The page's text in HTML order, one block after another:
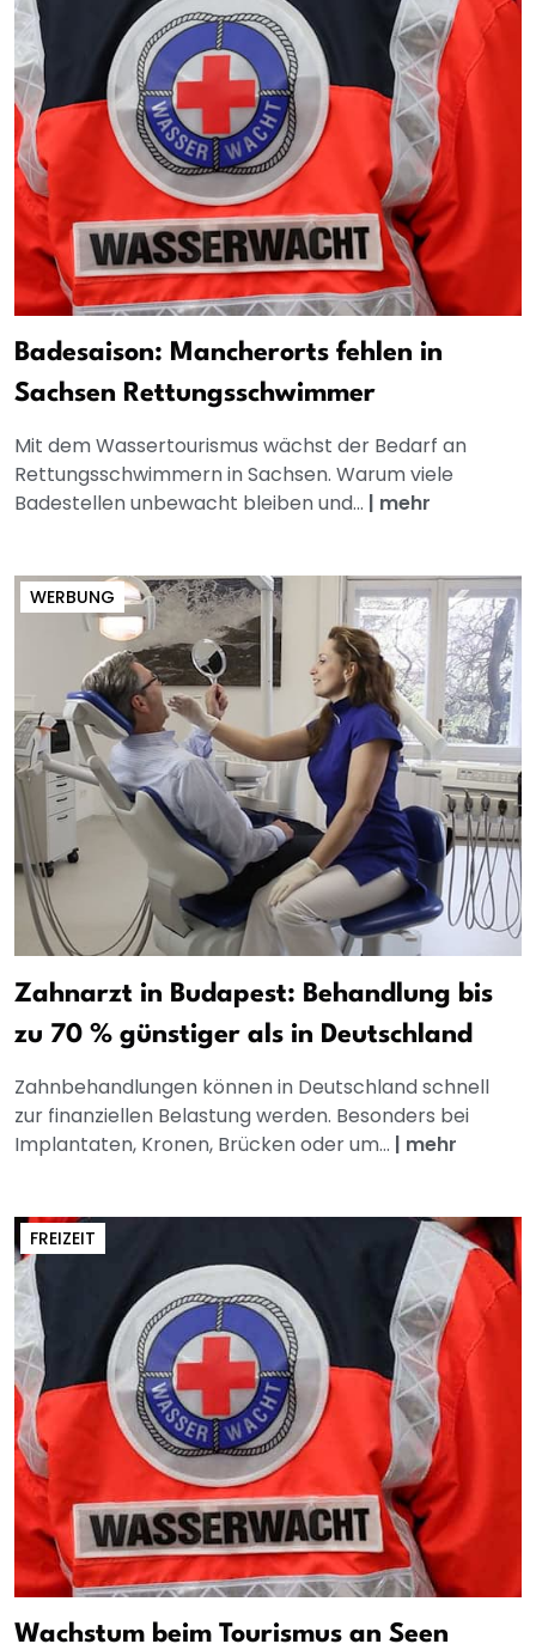
Badesaison: Mancherorts fehlen in
Sachsen Rettungsschwimmer
Mit dem Wassertourismus wächst der Bedarf an
Rettungsschwimmern in Sachsen. Warum viele
Badestellen unbewacht bleiben und... | mehr
WERBUNG
Zahnarzt in Budapest: Behandlung bis
zu 70 % günstiger als in Deutschland
Zahnbehandlungen können in Deutschland schnell
zur finanziellen Belastung werden. Besonders bei
Implantaten, Kronen, Brücken oder um... | mehr
FREIZEIT
Wachstum beim Tourismus an Seen